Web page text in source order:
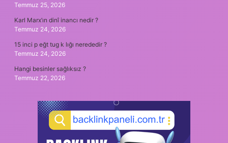
Temmuz 25, 2026
Karl Marx’ın dinî inancı nedir ?
Temmuz 24, 2026
15 inci p eğt tug k lığı nerededir ?
Temmuz 24, 2026
Hangi besinler sağlıksız ?
Temmuz 22, 2026